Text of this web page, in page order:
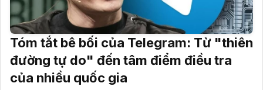
Tóm tắt bê bối của Telegram: Từ "thiên
đường tự do" đến tâm điểm điều tra
của nhiều quốc gia